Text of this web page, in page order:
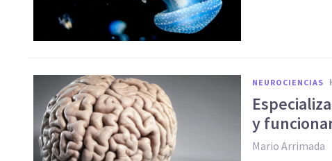
NEUROCIENCIAS
y
Mario Arrimada